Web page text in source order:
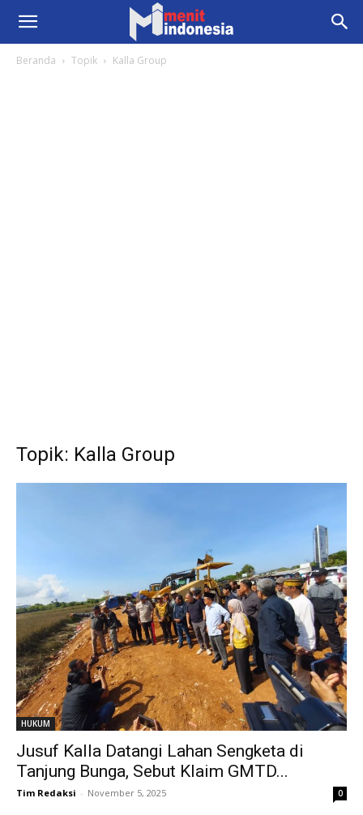
Beranda Topik Kalla Group
Topik: Kalla Group
HUKUM
Jusuf Kalla Datangi Lahan Sengketa di
Tanjung Bunga, Sebut Klaim GMTD...
Tim Redaksi - November 5, 2025 0